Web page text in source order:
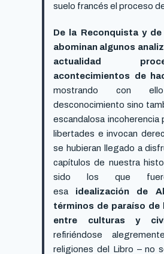
suelo francés el proceso
De la Reconquista y
abominan algunos
actualidad
acontecimientos de
mostrando con
desconocimiento sino
escandalosa incoherencia
libertades e invocan
se hubieran llegado a
capítulos de nuestra
sido los que
esa idealización de
términos de paraíso de
entre culturas y
refiriéndose
religiones del Libro – no